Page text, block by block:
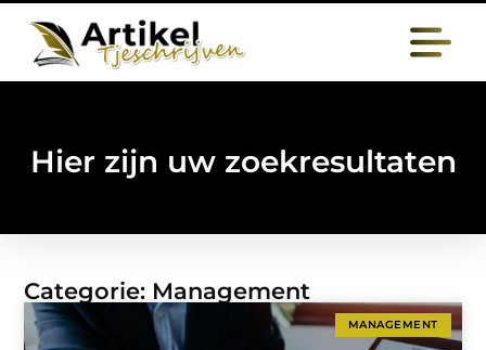
Hier zijn uw zoekresultaten
Categorie: Management
MANAGEMENT